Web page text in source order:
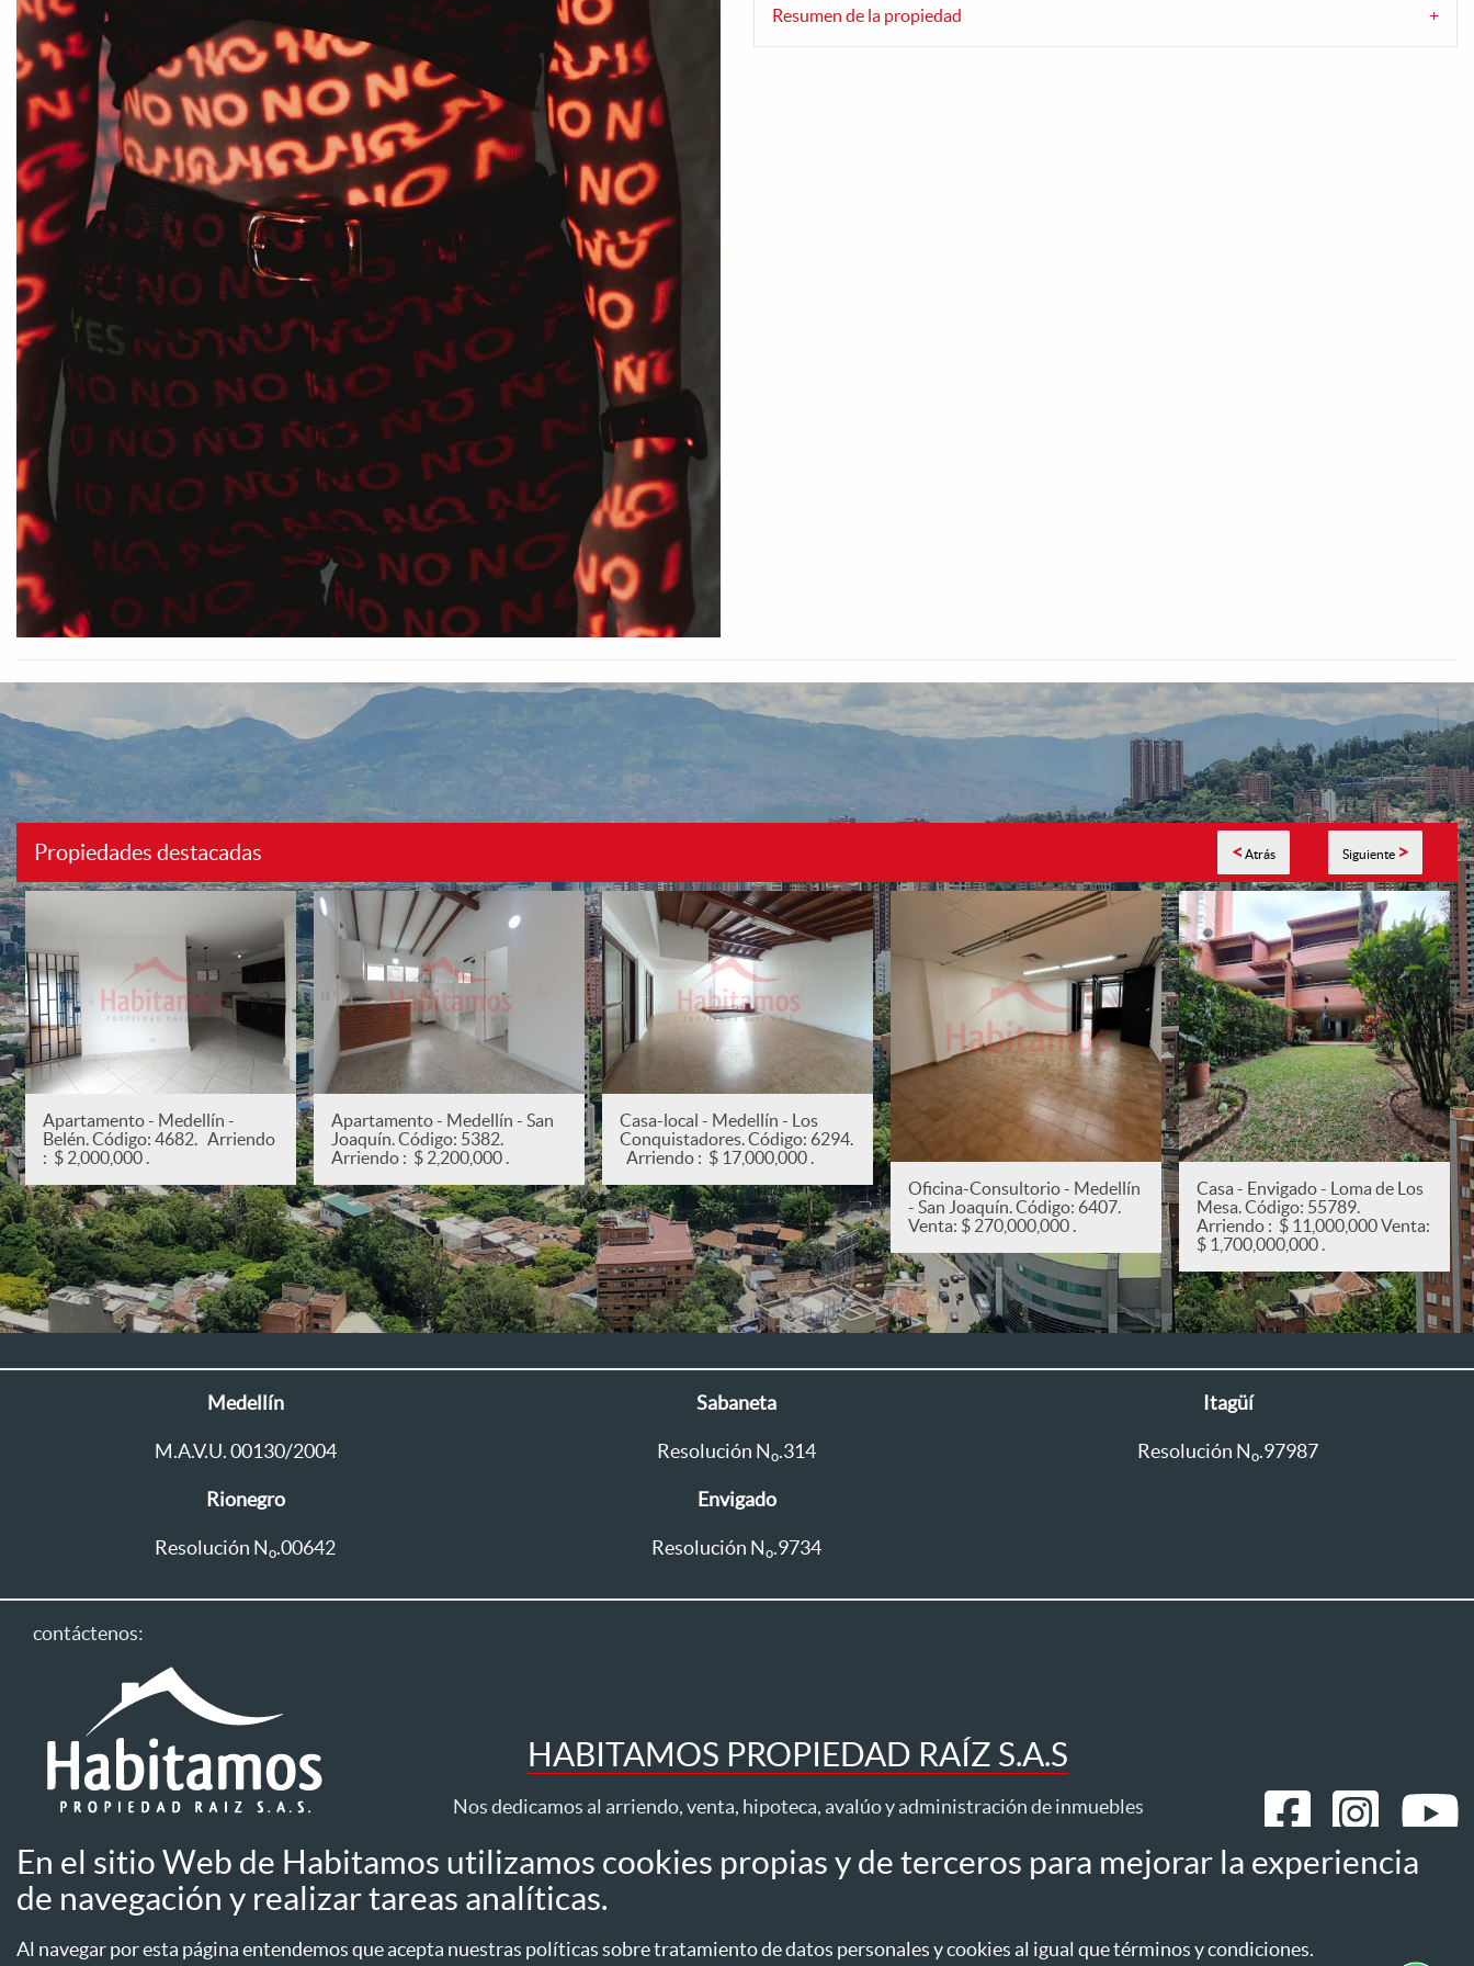
Resumen de la propiedad
Propiedades destacadas < Atrás Siguiente >
Apartamento - Medellín -
Belén. Código: 4682. Arriendo
: $ 2,000,000 .
Apartamento - Medellín - San
Joaquín. Código: 5382.
Arriendo : $ 2,200,000 .
Casa-local - Medellín - Los
Conquistadores. Código: 6294.
Arriendo : $ 17,000,000 .
Oficina-Consultorio - Medellín
- San Joaquín. Código: 6407.
Venta: $ 270,000,000 .
Casa - Envigado - Loma de Los
Mesa. Código: 55789.
Arriendo : $ 11,000,000 Venta:
$ 1,700,000,000 .
Medellín
M.A.V.U. 00130/2004
Sabaneta
Resolución No.314
Itagüí
Resolución No.97987
Rionegro
Resolución No.00642
Envigado
Resolución No.9734
contáctenos:
Línea única: 604 411 1333
HABITAMOS PROPIEDAD RAÍZ S.A.S
Nos dedicamos al arriendo, venta, hipoteca, avalúo y administración de inmuebles
Todos los derechos reservados ® 2026 Habitamos
Aviso de privacidad Tratamiento datos
En el sitio Web de Habitamos utilizamos cookies propias y de terceros para mejorar la experiencia
de navegación y realizar tareas analíticas.
Al navegar por esta página entendemos que acepta nuestras políticas sobre tratamiento de datos personales y cookies al igual que términos y condiciones.